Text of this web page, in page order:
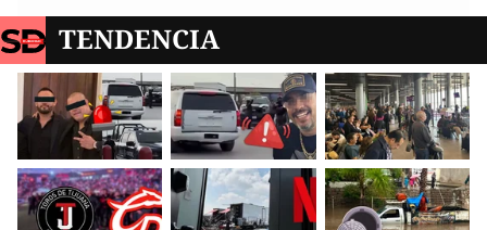
TENDENCIA